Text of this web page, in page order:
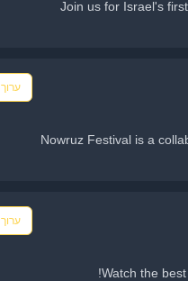
Join us for Israel's
Nowruz Festival is a
ערוך
Watch the
ערוך